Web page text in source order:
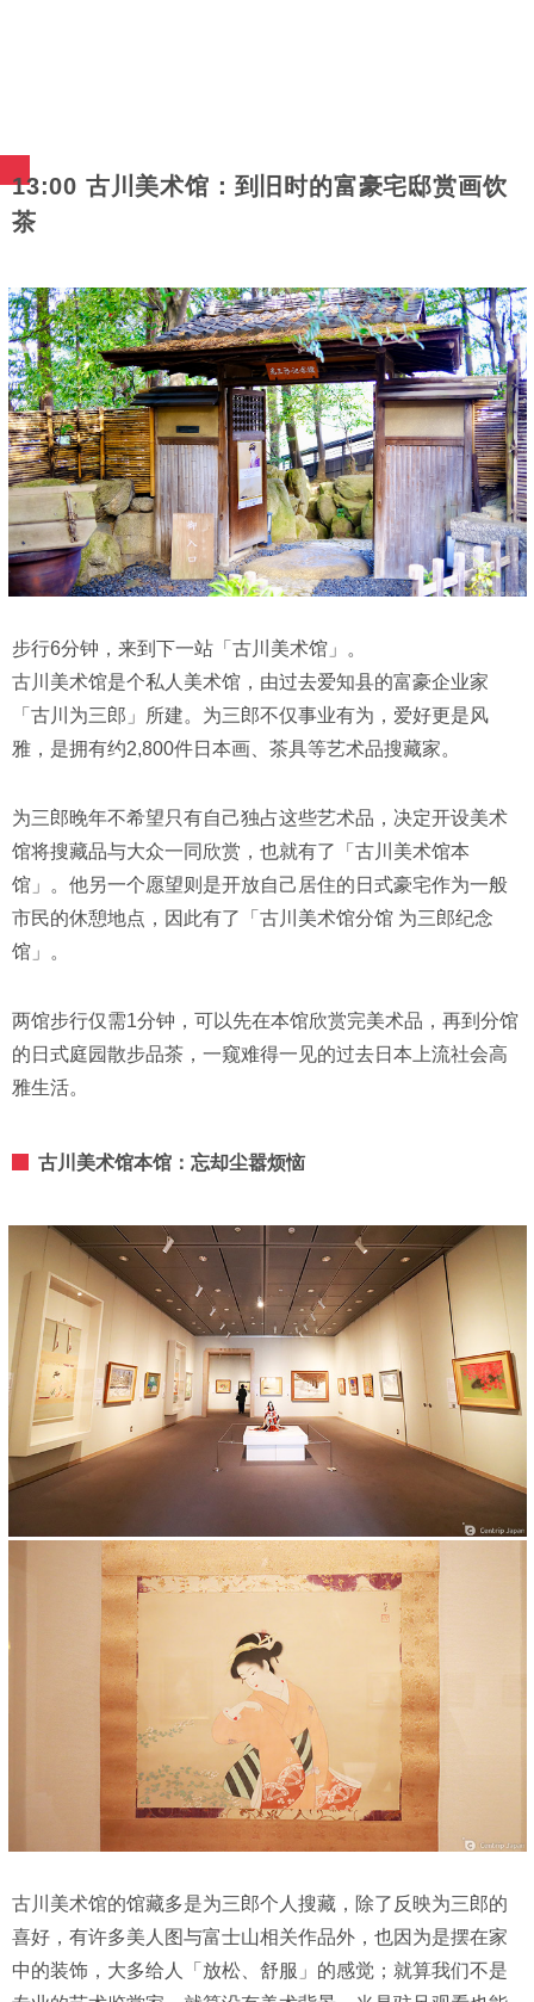
13:00 古川美术馆：到旧时的富豪宅邸赏画饮
茶
步行6分钟，来到下一站「古川美术馆」。
古川美术馆是个私人美术馆，由过去爱知县的富豪企业家
「古川为三郎」所建。为三郎不仅事业有为，爱好更是风
雅，是拥有约2,800件日本画、茶具等艺术品搜藏家。
为三郎晚年不希望只有自己独占这些艺术品，决定开设美术
馆将搜藏品与大众一同欣赏，也就有了「古川美术馆本
馆」。他另一个愿望则是开放自己居住的日式豪宅作为一般
市民的休憩地点，因此有了「古川美术馆分馆 为三郎纪念
馆」。
两馆步行仅需1分钟，可以先在本馆欣赏完美术品，再到分馆
的日式庭园散步品茶，一窥难得一见的过去日本上流社会高
雅生活。
古川美术馆本馆：忘却尘嚣烦恼
古川美术馆的馆藏多是为三郎个人搜藏，除了反映为三郎的
喜好，有许多美人图与富士山相关作品外，也因为是摆在家
中的装饰，大多给人「放松、舒服」的感觉；就算我们不是